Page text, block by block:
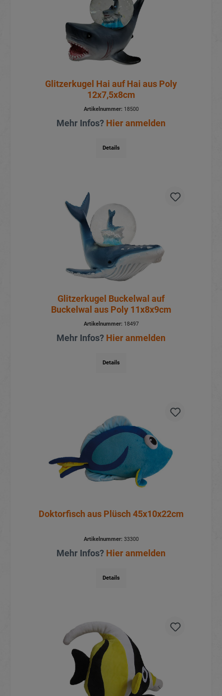
Glitzerkugel Hai auf Hai aus Poly
12x7,5x8cm
Artikelnummer:18500
Mehr Infos? Hier anmelden
Details
Glitzerkugel Buckelwal auf
Buckelwal aus Poly 11x8x9cm
Artikelnummer:18497
Mehr Infos? Hier anmelden
Details
Doktorfisch aus Plüsch 45x10x22cm
Artikelnummer:33300
Mehr Infos? Hier anmelden
Details